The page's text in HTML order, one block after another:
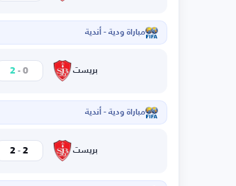
مباراة ودية - أندية
بريست 0
-
2
مباراة ودية - أندية
بريست 2
-
2